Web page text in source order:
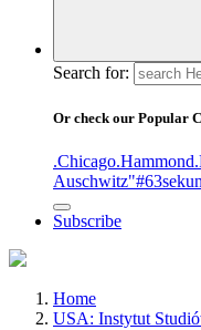
Search for:
Or check our Popular
.Chicago.Hammond
Auschwitz"
Subscribe
Home
USA: Instytut